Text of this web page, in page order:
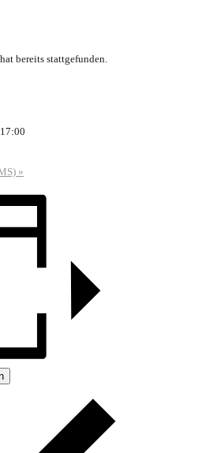
bereits stattgefunden.
17:00
»